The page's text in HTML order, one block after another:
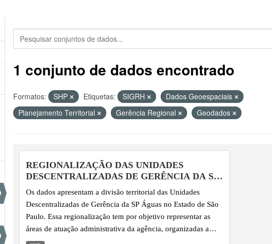
1 conjunto de dados encontrado
Formatos: SHP Etiquetas: SIGRH
Dados Geoespaciais
Planejamento Territorial
Gerência Regional Geodados
REGIONALIZAÇÃO DAS UNIDADES
DESCENTRALIZADAS DE GERÊNCIA DA SP
ÁGUAS
Os dados apresentam a divisão territorial das Unidades
Descentralizadas de Gerência da SP Águas no Estado de São
Paulo. Essa regionalização tem por objetivo representar as
áreas de atuação administrativa da agência, organizadas a
partir do agrupamento de UGRHIs para fins de regionalização